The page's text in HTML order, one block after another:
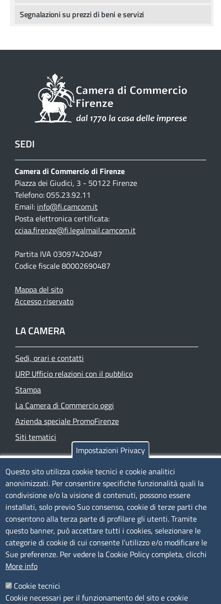
Segnalazioni su prezzi di beni e servizi
SEDI
Camera di Commercio di Firenze
Piazza dei Giudici, 3 - 50122 Firenze
Telefono: 055.23.92.11
Email: info@fi.camcom.it
Posta elettronica certificata:
cciaa.firenze@fi.legalmail.camcom.it
Partita IVA 03097420487
Codice fiscale 80002690487
Mappa del sito
Accesso riservato
LA CAMERA
Sedi, orari e contatti
URP Ufficio relazioni con il pubblico
Stampa
La Camera di Commercio oggi
Azienda speciale PromoFirenze
Siti tematici
TRASPARENZA
Albo Online
Amministrazione trasparente
Bandi e concorsi
Segnalazioni Whistleblowing
Accessibilità
IBAN e pagamenti informatici
Informative privacy e cookie
Verifiche PA
Impostazioni Privacy
Questo sito utilizza cookie tecnici e cookie analitici
anonimizzati. Per consentire specifiche funzionalità quali la
condivisione e/o la visione di contenuti, possono essere
installati, solo previo Suo consenso, cookie di terze parti che
consentono alla terza parte di profilare gli utenti. Tramite
questo banner, può accettare tutti i cookies, selezionare le
categorie di cookie di cui consente l’utilizzo e/o modificare le
Sue preferenze. Per vedere la Cookie Policy completa, clicchi
More info
Cookie tecnici
Cookie necessari per il funzionamento del sito e cookie